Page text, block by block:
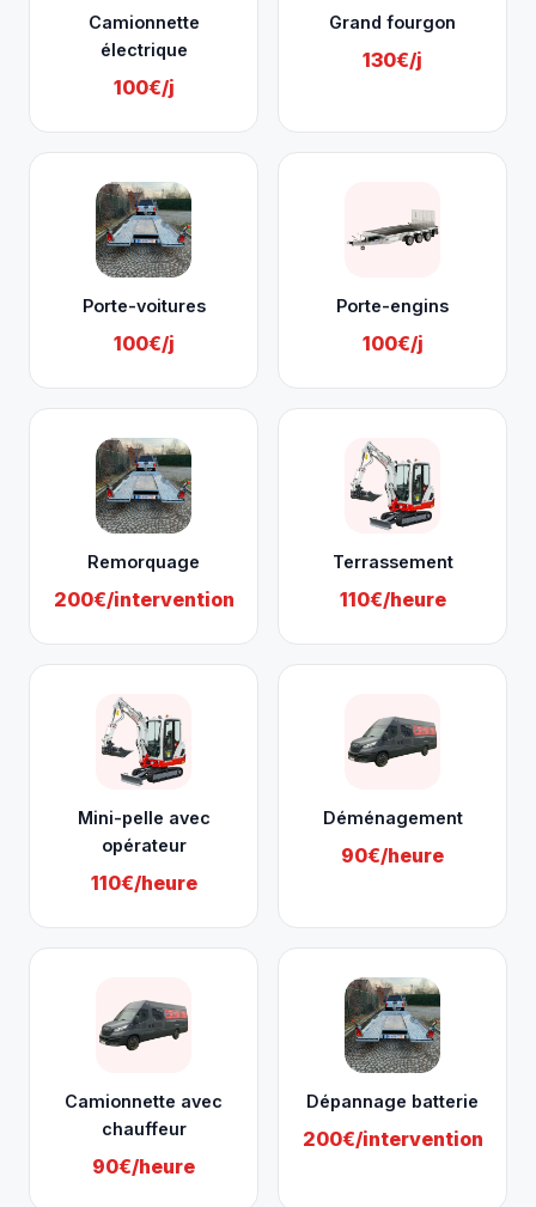
Camionnette
électrique
100€/j
Grand fourgon
130€/j
Porte-voitures
100€/j
Porte-engins
100€/j
Remorquage
200€/intervention
Terrassement
110€/heure
Mini-pelle avec
opérateur
110€/heure
Déménagement
90€/heure
Camionnette avec
chauffeur
90€/heure
Dépannage batterie
200€/intervention